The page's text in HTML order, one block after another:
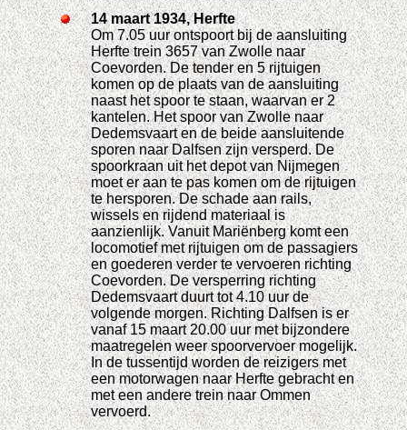
14 maart 1934, Herfte
Om 7.05 uur ontspoort bij de aansluiting
Herfte trein 3657 van Zwolle naar
Coevorden. De tender en 5 rijtuigen
komen op de plaats van de aansluiting
naast het spoor te staan, waarvan er 2
kantelen. Het spoor van Zwolle naar
Dedemsvaart en de beide aansluitende
sporen naar Dalfsen zijn versperd. De
spoorkraan uit het depot van Nijmegen
moet er aan te pas komen om de rijtuigen
te hersporen. De schade aan rails,
wissels en rijdend materiaal is
aanzienlijk. Vanuit Mariënberg komt een
locomotief met rijtuigen om de passagiers
en goederen verder te vervoeren richting
Coevorden. De versperring richting
Dedemsvaart duurt tot 4.10 uur de
volgende morgen. Richting Dalfsen is er
vanaf 15 maart 20.00 uur met bijzondere
maatregelen weer spoorvervoer mogelijk.
In de tussentijd worden de reizigers met
een motorwagen naar Herfte gebracht en
met een andere trein naar Ommen
vervoerd.